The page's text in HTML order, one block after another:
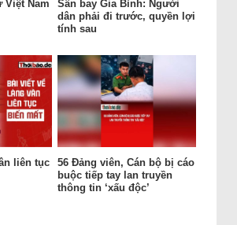
Việt Nam
Sân bay Gia Bình: Người
dân phải đi trước, quyền lợi
tính sau
liên tục
56 Đảng viên, Cán bộ bị cáo
buộc tiếp tay lan truyền
thông tin ‘xấu độc’